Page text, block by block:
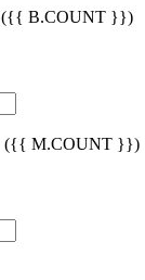
({{ B.COUNT }})
({{ M.COUNT }})